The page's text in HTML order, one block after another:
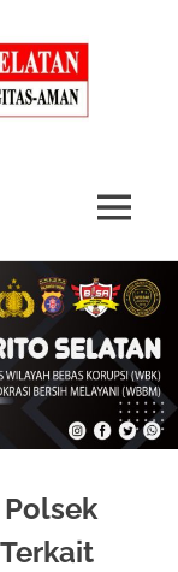
MENU